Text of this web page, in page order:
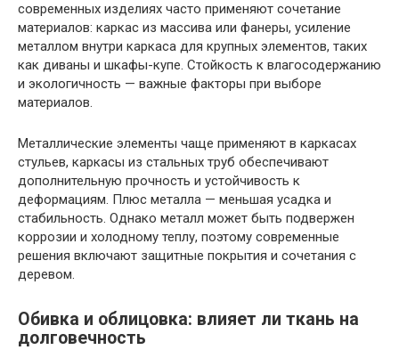
современных изделиях часто применяют сочетание
материалов: каркас из массива или фанеры, усиление
металлом внутри каркаса для крупных элементов, таких
как диваны и шкафы-купе. Стойкость к влагосодержанию
и экологичность — важные факторы при выборе
материалов.
Металлические элементы чаще применяют в каркасах
стульев, каркасы из стальных труб обеспечивают
дополнительную прочность и устойчивость к
деформациям. Плюс металла — меньшая усадка и
стабильность. Однако металл может быть подвержен
коррозии и холодному теплу, поэтому современные
решения включают защитные покрытия и сочетания с
деревом.
Обивка и облицовка: влияет ли ткань на
долговечность